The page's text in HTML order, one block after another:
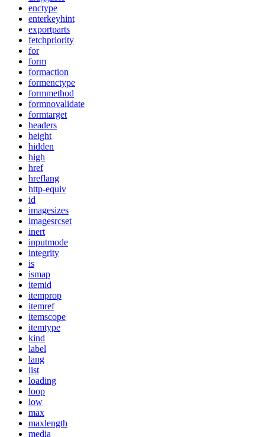
enctype
enterkeyhint
exportparts
fetchpriority
for
form
formaction
formenctype
formmethod
formnovalidate
formtarget
headers
height
hidden
high
href
hreflang
http-equiv
id
imagesizes
imagesrcset
inert
inputmode
integrity
is
ismap
itemid
itemprop
itemref
itemscope
itemtype
kind
label
lang
list
loading
loop
low
max
maxlength
media